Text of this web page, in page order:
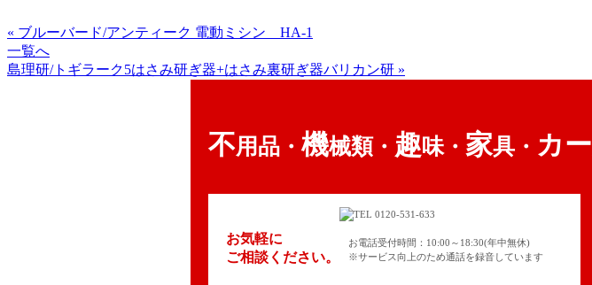
« ブルーバード/アンティーク 電動ミシン HA-1
一覧へ
島理研/トギラーク5はさみ研ぎ器+はさみ裏研ぎ器バリカン研 »
不用品・ 機械類・ 趣味・ 家具・ カー
お気軽に
ご相談ください。
お電話受付時間：10:00～18:30(年中無休)
※サービス向上のため通話を録音しています